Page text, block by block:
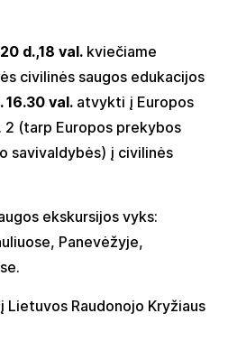
d.,18 val. kviečiame
civilinės saugos edukacijos
16.30 val. atvykti į Europos
(tarp Europos prekybos
savivaldybės) į civilinės
ekskursijos vyks:
Panevėžyje,
Raudonojo Kryžiaus